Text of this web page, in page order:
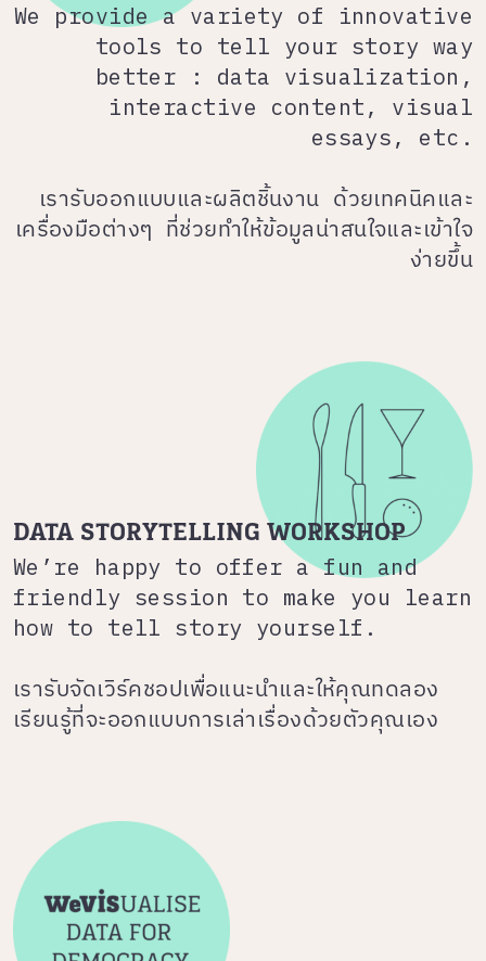
We provide a variety of innovative
tools to tell your story way
better : data visualization,
interactive content, visual
essays, etc.
เรารับออกแบบและผลิตชิ้นงาน ด้วยเทคนิคและ
เครื่องมือต่างๆ ที่ช่วยทำให้ข้อมูลน่าสนใจและเข้าใจ
ง่ายขึ้น
DATA STORYTELLING WORKSHOP
We’re happy to offer a fun and
friendly session to make you learn
how to tell story yourself.
เรารับจัดเวิร์คชอปเพื่อแนะนำและให้คุณทดลอง
เรียนรู้ที่จะออกแบบการเล่าเรื่องด้วยตัวคุณเอง